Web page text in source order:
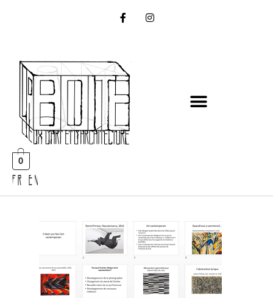
0
FR EN